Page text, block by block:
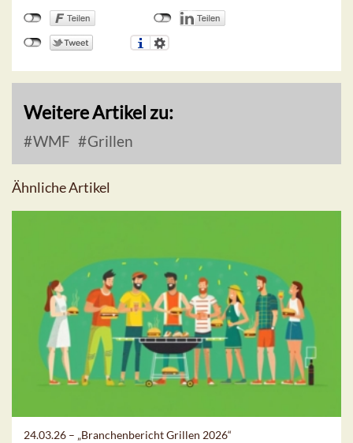
Weitere Artikel zu:
WMF Grillen
Ähnliche Artikel
24.03.26 – „Branchenbericht Grillen 2026“